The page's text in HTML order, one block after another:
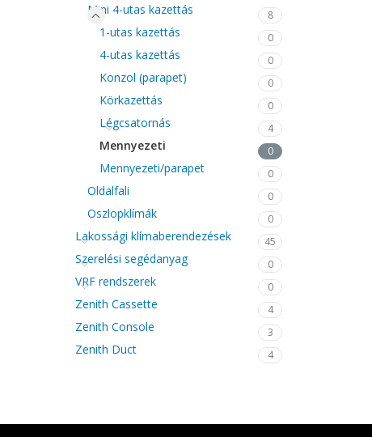
Mini 4-utas kazettás 8
1-utas kazettás 0
4-utas kazettás 0
Konzol (parapet) 0
Körkazettás 0
Légcsatornás 4
Mennyezeti 0
Mennyezeti/parapet 0
Oldalfali 0
Oszlopklímák 0
Lakossági klímaberendezések 45
Szerelési segédanyag 0
VRF rendszerek 0
Zenith Cassette 4
Zenith Console 3
Zenith Duct 4